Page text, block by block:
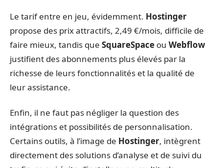
Le tarif entre en jeu, évidemment. Hostinger
propose des prix attractifs, 2,49 €/mois, difficile de
faire mieux, tandis que SquareSpace ou Webflow
justifient des abonnements plus élevés par la
richesse de leurs fonctionnalités et la qualité de
leur assistance.
Enfin, il ne faut pas négliger la question des
intégrations et possibilités de personnalisation.
Certains outils, à l’image de Hostinger, intègrent
directement des solutions d’analyse et de suivi du